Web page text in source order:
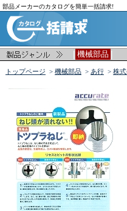
部品メーカーのカタログを簡単一括請求!
| 機械部品 |
トップページ > 機械部品 > あ行 > 株